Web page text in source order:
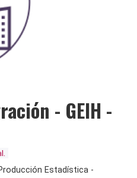
- GEIH -
Estadística -